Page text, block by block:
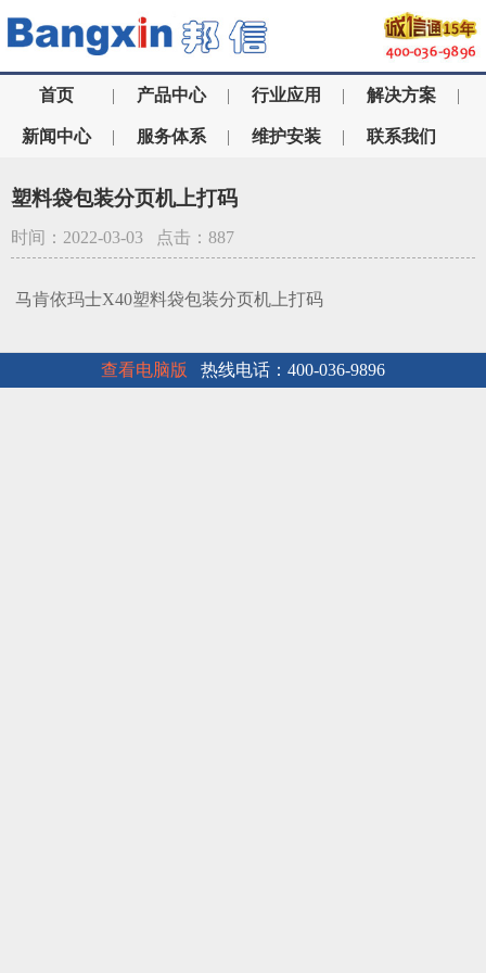
首页 | 产品中心 | 行业应用 | 解决方案 |
新闻中心 | 服务体系 | 维护安装 | 联系我们
塑料袋包装分页机上打码
时间：2022-03-03 点击：887
马肯依玛士X40塑料袋包装分页机上打码
查看电脑版 热线电话：400-036-9896